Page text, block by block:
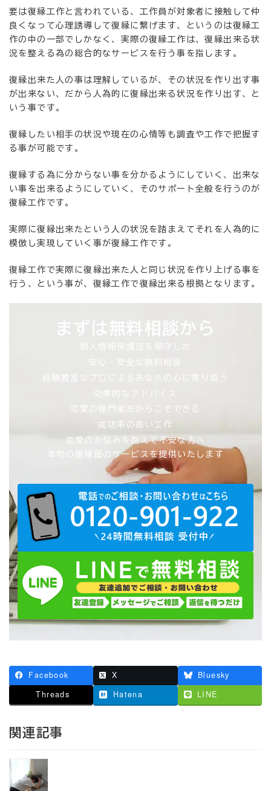
要は復縁工作と言われている、工作員が対象者に接触して仲
良くなって心理誘導して復縁に繋げます、というのは復縁工
作の中の一部でしかなく、実際の復縁工作は、復縁出来る状
況を整える為の総合的なサービスを行う事を指します。
復縁出来た人の事は理解しているが、その状況を作り出す事
が出来ない、だから人為的に復縁出来る状況を作り出す、と
いう事です。
復縁したい相手の状況や現在の心情等も調査や工作で把握す
る事が可能です。
復縁する為に分からない事を分かるようにしていく、出来な
い事を出来るようにしていく、そのサポート全般を行うのが
復縁工作です。
実際に復縁出来たという人の状況を踏まえてそれを人為的に
模倣し実現していく事が復縁工作です。
復縁工作で実際に復縁出来た人と同じ状況を作り上げる事を
行う、という事が、復縁工作で復縁出来る根拠となります。
まずは無料相談から
個人情報保護法を順守した
安心・安全な無料相談
経験豊富なプロによるあなたの心に寄り添う
効果的なアドバイス
恋愛の専門家だからこそできる
成功率の高い工作
恋愛のお悩みを抱えて不安な方へ
本物の復縁屋のサービスを提供いたします
Facebook X
Bluesky
Threads
Hatena LINE
関連記事